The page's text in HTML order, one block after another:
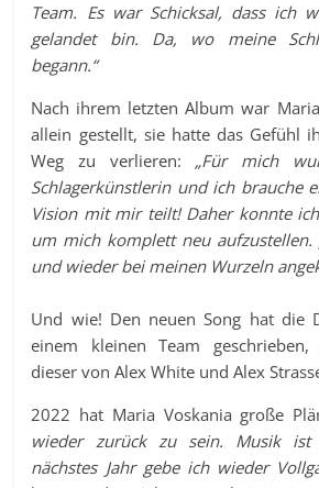
Team. Es war Schicksal, dass ich
gelandet bin. Da, wo meine
begann.“
Nach ihrem letzten Album war
allein gestellt, sie hatte das Gefühl
Weg zu verlieren: „Für mich
Schlagerkünstlerin und ich brauche
Vision mit mir teilt! Daher konnte
um mich komplett neu
und wieder bei meinen Wurzeln
Und wie! Den neuen Song hat die
einem kleinen Team
dieser von Alex White und Alex
2022 hat Maria Voskania große
wieder zurück zu sein. Musik
nächstes Jahr gebe ich wieder